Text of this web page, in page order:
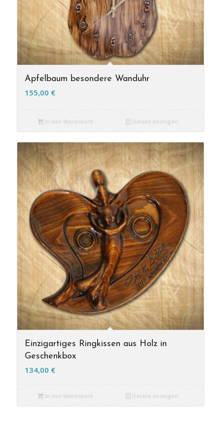
Apfelbaum besondere Wanduhr
155,00 €
In den Warenkorb Details anzeigen
Einzigartiges Ringkissen aus Holz in
Geschenkbox
134,00 €
In den Warenkorb Details anzeigen